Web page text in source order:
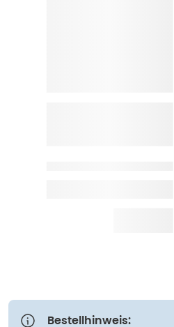
Bestellhinweis: